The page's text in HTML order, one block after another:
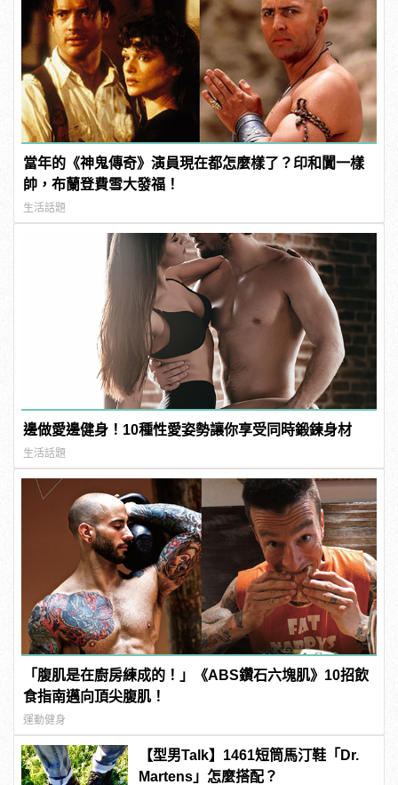
當年的《神鬼傳奇》演員現在都怎麼樣了？印和闐一樣
帥，布蘭登費雪大發福！
生活話題
邊做愛邊健身！10種性愛姿勢讓你享受同時鍛鍊身材
生活話題
「腹肌是在廚房練成的！」《ABS鑽石六塊肌》10招飲
食指南邁向頂尖腹肌！
運動健身
【型男Talk】1461短筒馬汀鞋「Dr.
Martens」怎麼搭配？